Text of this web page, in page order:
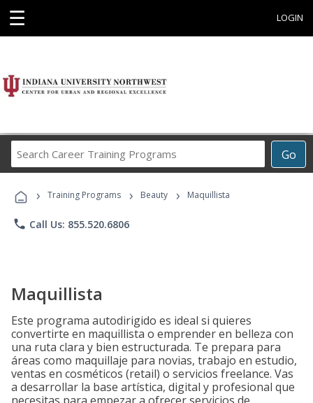
☰ LOGIN
Go
Career
Programs
› Training Programs › Beauty › Maquillista
phone Call Us: 855.520.6806
Maquillista
Este programa autodirigido es ideal si quieres
convertirte en maquillista o emprender en belleza con
una ruta clara y bien estructurada. Te prepara para
áreas como maquillaje para novias, trabajo en estudio,
ventas en cosméticos (retail) o servicios freelance. Vas
a desarrollar la base artística, digital y profesional que